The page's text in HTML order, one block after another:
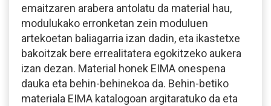
emaitzaren arabera antolatu da material hau,
modulukako erronketan zein moduluen
artekoetan baliagarria izan dadin, eta ikastetxe
bakoitzak bere errealitatera egokitzeko aukera
izan dezan. Material honek EIMA onespena
dauka eta behin-behinekoa da. Behin-betiko
materiala EIMA katalogoan argitaratuko da eta